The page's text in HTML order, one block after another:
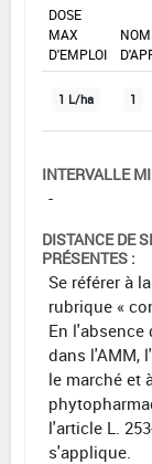
DOSE
MAX
D'EMPLOI
1 L/ha 1
INTERVALLE
-
DISTANCE DE
PRÉSENTES :
Se référer à
rubrique «
En l'absence
dans l'AMM,
le marché et
l'article L.
s'applique.